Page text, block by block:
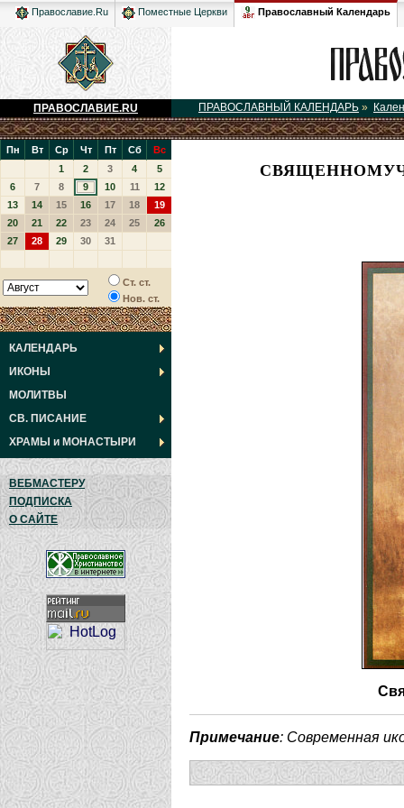
Православие.Ru Поместные Церкви Православный Календарь
ПРАВОСЛАВИЕ.RU ПРАВОСЛАВНЫЙ КАЛЕНДАРЬ »
Пн Вт Ср Чт Пт Сб
Вс
1
2 3 4
5
6
7 8 9 10 11
12
13
14 15 16 17 18
19
20
21 22 23 24 25
26
27
28 29 30 31
Ст. ст.
Нов. ст.
КАЛЕНДАРЬ
ИКОНЫ
МОЛИТВЫ
СВ. ПИСАНИЕ
ХРАМЫ и МОНАСТЫРИ
ВЕБМАСТЕРУ
ПОДПИСКА
О САЙТЕ
Примечание: Современная